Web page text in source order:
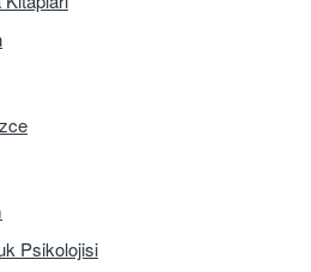
Psikolojisi